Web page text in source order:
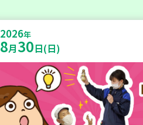
2026年
8月30日(日)